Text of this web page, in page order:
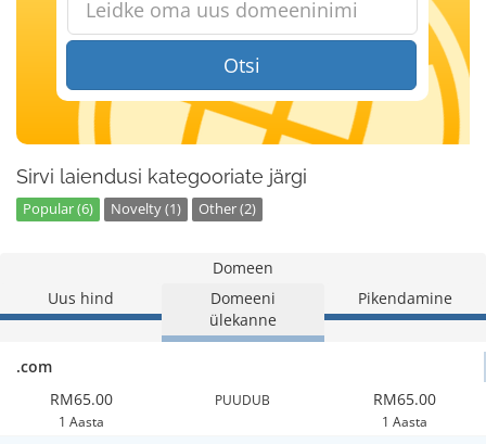
Otsi
Sirvi laiendusi kategooriate järgi
Popular (6) Novelty (1) Other (2)
Domeen
Uus hind
Domeeni
ülekanne
Pikendamine
.com
RM65.00
1 Aasta
PUUDUB RM65.00
1 Aasta